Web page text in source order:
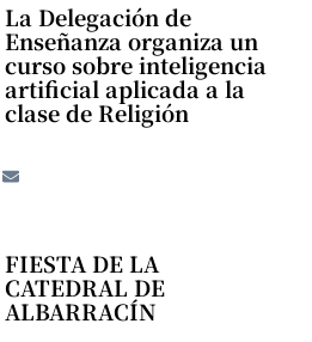
La Delegación de
Enseñanza organiza un
curso sobre inteligencia
artificial aplicada a la
clase de Religión
FIESTA DE LA
CATEDRAL DE
ALBARRACÍN